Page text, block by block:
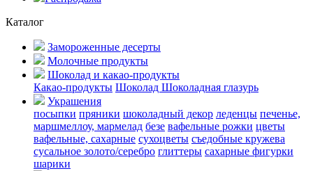
Каталог
Замороженные десерты
Молочные продукты
Шоколад и какао-продукты
Какао-продукты Шоколад Шоколадная глазурь
Украшения
посыпки пряники шоколадный декор леденцы печенье,
маршмеллоу, мармелад безе вафельные рожки цветы
вафельные, сахарные сухоцветы съедобные кружева
сусальное золото/серебро глиттеры сахарные фигурки
шарики